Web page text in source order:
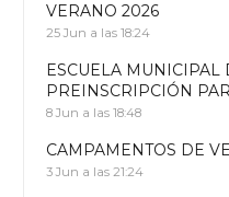
VERANO 2026
25 Jun a las 18:24
ESCUELA MUNICIPAL
PREINSCRIPCIÓN
8 Jun a las 18:48
CAMPAMENTOS DE
3 Jun a las 21:24